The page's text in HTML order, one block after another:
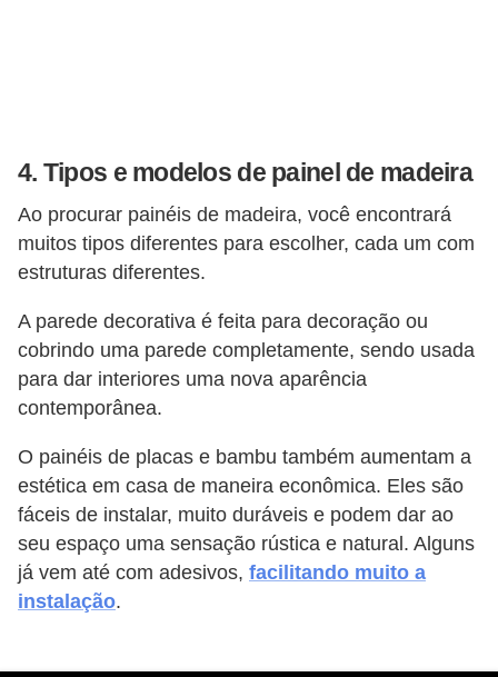
4. Tipos e modelos de painel de madeira
Ao procurar painéis de madeira, você encontrará
muitos tipos diferentes para escolher, cada um com
estruturas diferentes.
A parede decorativa é feita para decoração ou
cobrindo uma parede completamente, sendo usada
para dar interiores uma nova aparência
contemporânea.
O painéis de placas e bambu também aumentam a
estética em casa de maneira econômica. Eles são
fáceis de instalar, muito duráveis ​​e podem dar ao
seu espaço uma sensação rústica e natural. Alguns
já vem até com adesivos, facilitando muito a
instalação.